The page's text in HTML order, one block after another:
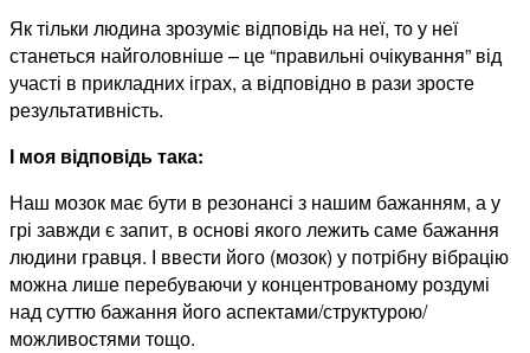
Як тільки людина зрозуміє відповідь на неї, то у неї
станеться найголовніше – це “правильні очікування” від
участі в прикладних іграх, а відповідно в рази зросте
результативність.
І моя відповідь така:
Наш мозок має бути в резонансі з нашим бажанням, а у
грі завжди є запит, в основі якого лежить саме бажання
людини гравця. І ввести його (мозок) у потрібну вібрацію
можна лише перебуваючи у концентрованому роздумі
над суттю бажання його аспектами/структурою/
можливостями тощо.